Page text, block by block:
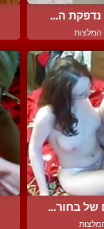
נדפקת ה...
של בחור...